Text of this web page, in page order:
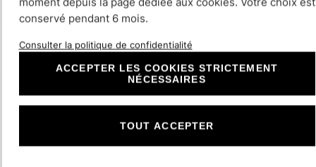
Découvrir Découvrir
conservé pendant 6 mois.
Consulter la politique de confidentialité
ACCEPTER LES COOKIES STRICTEMENT
NÉCESSAIRES
TOUT ACCEPTER